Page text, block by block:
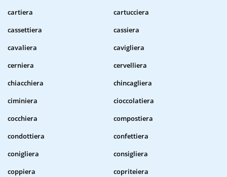
cartiera
cartucciera
cassettiera
cassiera
cavaliera
cavigliera
cerniera
cervelliera
chiacchiera
chincagliera
ciminiera
cioccolatiera
cocchiera
compostiera
condottiera
confettiera
conigliera
consigliera
coppiera
copriteiera